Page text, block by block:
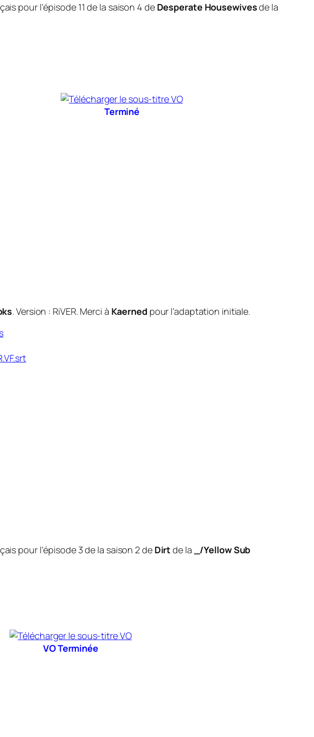
pour l’épisode 11 de la saison 4 de Desperate Housewivesde la
Terminé
. Version : RiVER. Merci à Kaerned pour l’adaptation initiale.
pour l’épisode 3 de la saison 2 de Dirt de la
_/Yellow Sub
VO Terminée